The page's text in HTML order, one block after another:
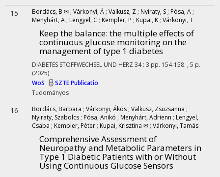
15 Bordács, B ✉ ; Várkonyi, Á ; Valkusz, Z ; Nyiraty, S ; Pósa, A ;
Menyhárt, A ; Lengyel, C ; Kempler, P ; Kupai, K ; Várkonyi, T
Keep the balance: the multiple effects of
continuous glucose monitoring on the
management of type 1 diabetes
DIABETES STOFFWECHSEL UND HERZ 34: 3 pp. 154-158. , 5 p.
(2025)
WoS
SZTE Publicatio
Tudományos
16 Bordács, Barbara ; Várkonyi, Ákos ; Valkusz, Zsuzsanna ;
Nyiraty, Szabolcs ; Pósa, Anikó ; Menyhárt, Adrienn ; Lengyel,
Csaba ; Kempler, Péter ; Kupai, Krisztina ✉ ; Várkonyi, Tamás
Comprehensive Assessment of
Neuropathy and Metabolic Parameters in
Type 1 Diabetic Patients with or Without
Using Continuous Glucose Sensors